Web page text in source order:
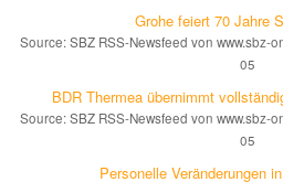
Grohe feiert 70 Jahre
Source: SBZ RSS-Newsfeed von www.sbz-
05
BDR Thermea übernimmt
Source: SBZ RSS-Newsfeed von www.sbz-
05
Personelle Veränderungen